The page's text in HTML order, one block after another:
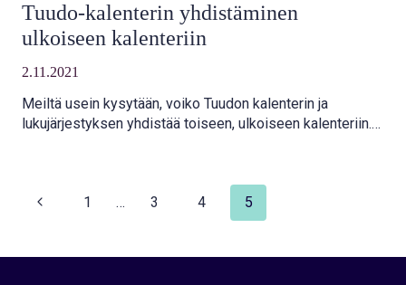
Tuudo-kalenterin yhdistäminen
ulkoiseen kalenteriin
2.11.2021
Meiltä usein kysytään, voiko Tuudon kalenterin ja
lukujärjestyksen yhdistää toiseen, ulkoiseen kalenteriin.
Sivunavigointi
Edellinen
1 … 3 4 5